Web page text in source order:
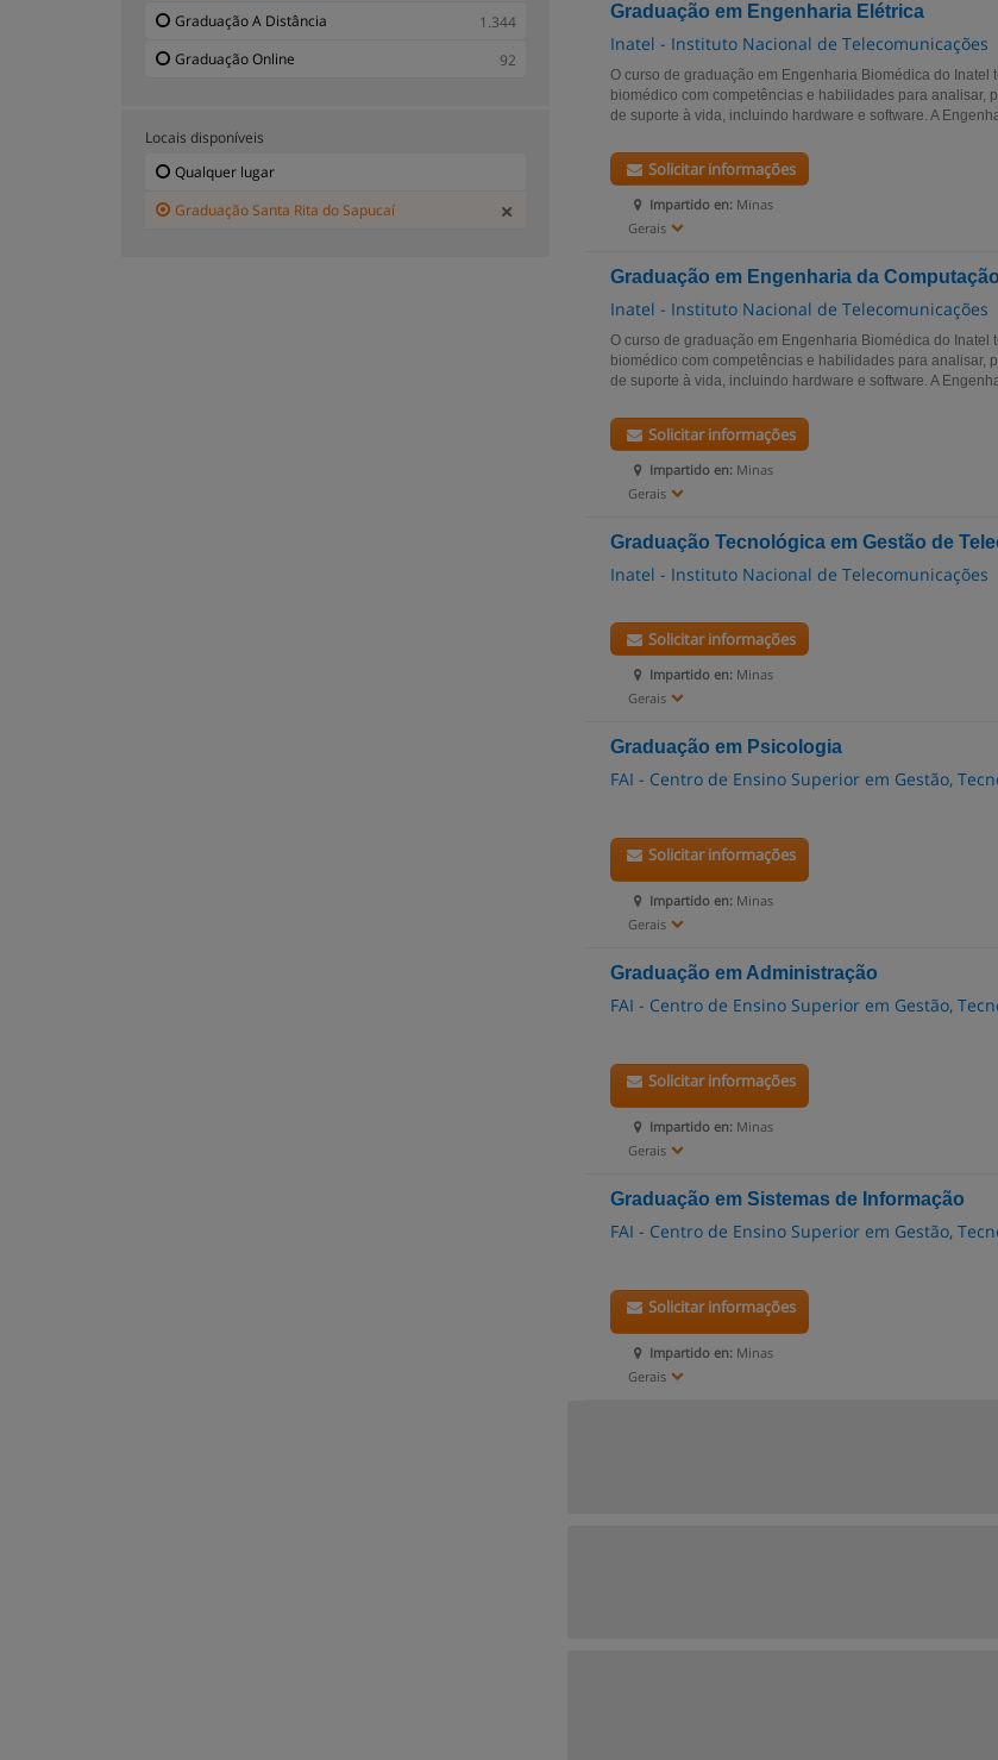
Graduação em Engenharia Elétrica
Inatel - Instituto Nacional de Telecomunicações
O curso de graduação em Engenharia Biomédica do Inatel
biomédico com competências e habilidades para analisar,
de suporte à vida, incluindo hardware e software. A
Impartido en: Minas
Gerais
Solicitar informações
Graduação em Engenharia da Computação
Inatel - Instituto Nacional de Telecomunicações
O curso de graduação em Engenharia Biomédica do Inatel
biomédico com competências e habilidades para analisar,
de suporte à vida, incluindo hardware e software. A
Impartido en: Minas
Gerais
Solicitar informações
Graduação Tecnológica em Gestão de
Inatel - Instituto Nacional de Telecomunicações
Impartido en: Minas
Gerais
Solicitar informações
Graduação em Psicologia
FAI - Centro de Ensino Superior em Gestão,
Impartido en: Minas
Gerais
Solicitar informações
Graduação em Administração
FAI - Centro de Ensino Superior em Gestão,
Impartido en: Minas
Gerais
Solicitar informações
Graduação em Sistemas de Informação
FAI - Centro de Ensino Superior em Gestão,
Impartido en: Minas
Gerais
Solicitar informações
Graduação A Distância
1.344
Graduação Online
92
Locais disponíveis
Qualquer lugar
Graduação Santa Rita do Sapucaí